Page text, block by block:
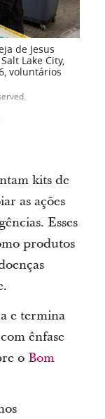
de Jesus
Lake City,
voluntários
kits de
as ações
Esses
produtos
e termina
ênfase
o Bom